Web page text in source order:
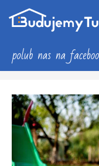
treści